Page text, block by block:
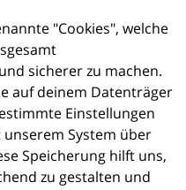
"Cookies", welche
sicherer zu machen.
auf deinem Datenträger
Einstellungen
System über
Speicherung hilft uns,
zu gestalten und